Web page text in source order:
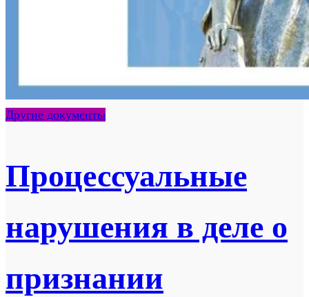
Другие документы
Процессуальные
нарушения в деле о
признании